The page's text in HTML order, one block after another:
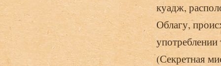
куадж,
Облагу,
употреблении
(Секретная